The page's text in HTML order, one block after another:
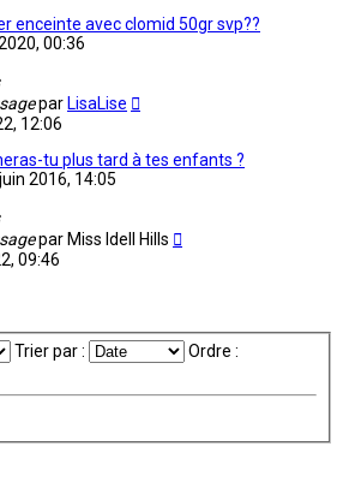
enceinte avec clomid 50gr svp??
00:36
par LisaLise
12:06
tu plus tard à tes enfants ?
2016, 14:05
par Miss Idell Hills
09:46
Trier par : Ordre :